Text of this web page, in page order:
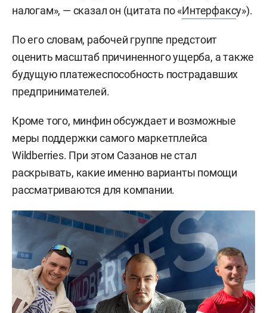
налогам», — сказал он (цитата по «Интерфаксу»).
По его словам, рабочей группе предстоит
оценить масштаб причиненного ущерба, а также
будущую платежеспособность пострадавших
предпринимателей.
Кроме того, минфин обсуждает и возможные
меры поддержки самого маркетплейса
Wildberries. При этом Сазанов не стал
раскрывать, какие именно варианты помощи
рассматриваются для компании.